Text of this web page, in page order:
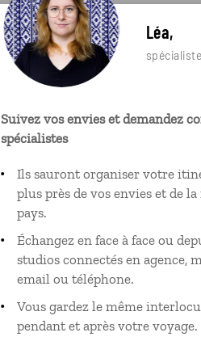
Léa,
Suivez vos envies et demandez
spécialistes
Ils sauront organiser votre
plus près de vos envies et de
pays.
Échangez en face à face ou
studios connectés en agence,
email ou téléphone.
Vous gardez le même
pendant et après votre voyage.